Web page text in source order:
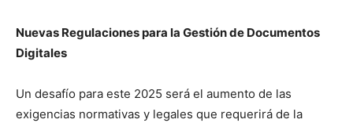
Nuevas Regulaciones para la Gestión de Documentos
Digitales
Un desafío para este 2025 será el aumento de las
exigencias normativas y legales que requerirá de la